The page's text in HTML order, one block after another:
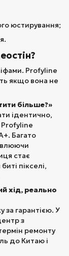
юстирування;
Profyline
якщо вона не
більше?»
ідентично,
Profyline
Багато
стає
пікселі,
хід, реально
за гарантією. У
з
ремонту
до Китаю і